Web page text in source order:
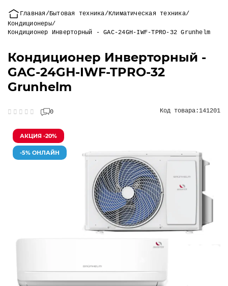
Главная Бытовая техника Климатическая техника
Кондиционеры
Кондиционер Инверторный - GAC-24GH-IWF-TPRO-32 Grunhelm
Кондиционер Инверторный -
GAC-24GH-IWF-TPRO-32
Grunhelm
0 Код товара:141201
АКЦИЯ -20%
-5% ОНЛАЙН